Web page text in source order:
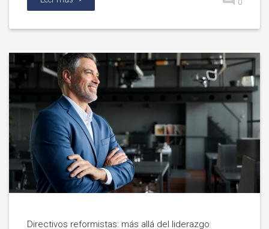
0
Directivos reformistas: más allá del liderazgo